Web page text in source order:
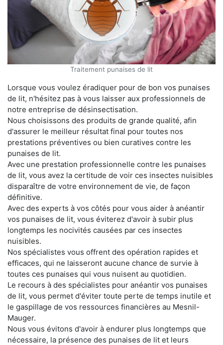
Traitement punaises de lit
Lorsque vous voulez éradiquer pour de bon vos punaises
de lit, n'hésitez pas à vous laisser aux professionnels de
notre entreprise de désinsectisation.
Nous choisissons des produits de grande qualité, afin
d'assurer le meilleur résultat final pour toutes nos
prestations préventives ou bien curatives contre les
punaises de lit.
Avec une prestation professionnelle contre les punaises
de lit, vous avez la certitude de voir ces insectes nuisibles
disparaître de votre environnement de vie, de façon
définitive.
Avec des experts à vos côtés pour vous aider à anéantir
vos punaises de lit, vous éviterez d'avoir à subir plus
longtemps les nocivités causées par ces insectes
nuisibles.
Nos spécialistes vous offrent des opération rapides et
efficaces, qui ne laisseront aucune chance de survie à
toutes ces punaises qui vous nuisent au quotidien.
Le recours à des spécialistes pour anéantir vos punaises
de lit, vous permet d'éviter toute perte de temps inutile et
le gaspillage de vos ressources financières au Mesnil-
Mauger.
Nous vous évitons d'avoir à endurer plus longtemps que
nécessaire, la présence des punaises de lit et leurs